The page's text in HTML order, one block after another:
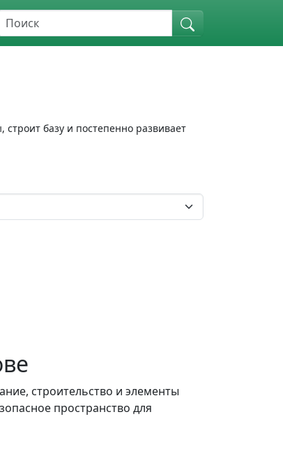
строит базу и постепенно развивает
строительство и элементы
пространство для